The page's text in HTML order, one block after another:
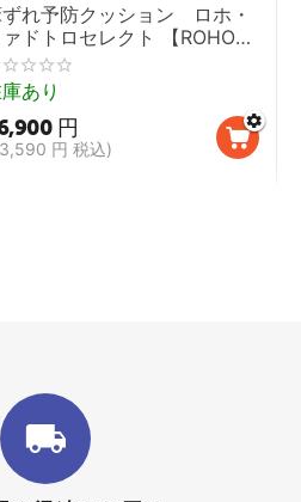
ずれ予防クッション ロホ・
ァドトロセレクト 【ROHO
SELECT,体圧分散ロ
ッション】
あり
円
円 税込)